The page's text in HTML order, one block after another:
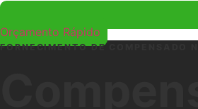
Orçamento Rápido
FORNECIMENTO DE COMPENSADO